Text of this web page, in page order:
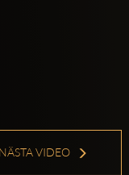
NÄSTA VIDEO